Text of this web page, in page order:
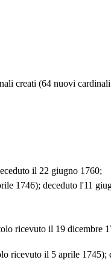
creati (64 nuovi
il 22 giugno 1760;
1746); deceduto l'11
ricevuto il 19 dicembre
ricevuto il 5 aprile 1745);